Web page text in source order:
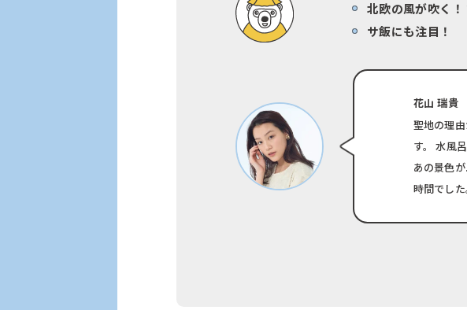
北欧の風が吹く
サ飯にも注目！
花山 瑞貴
聖地の理
す。
水風
あの景色
時間でした